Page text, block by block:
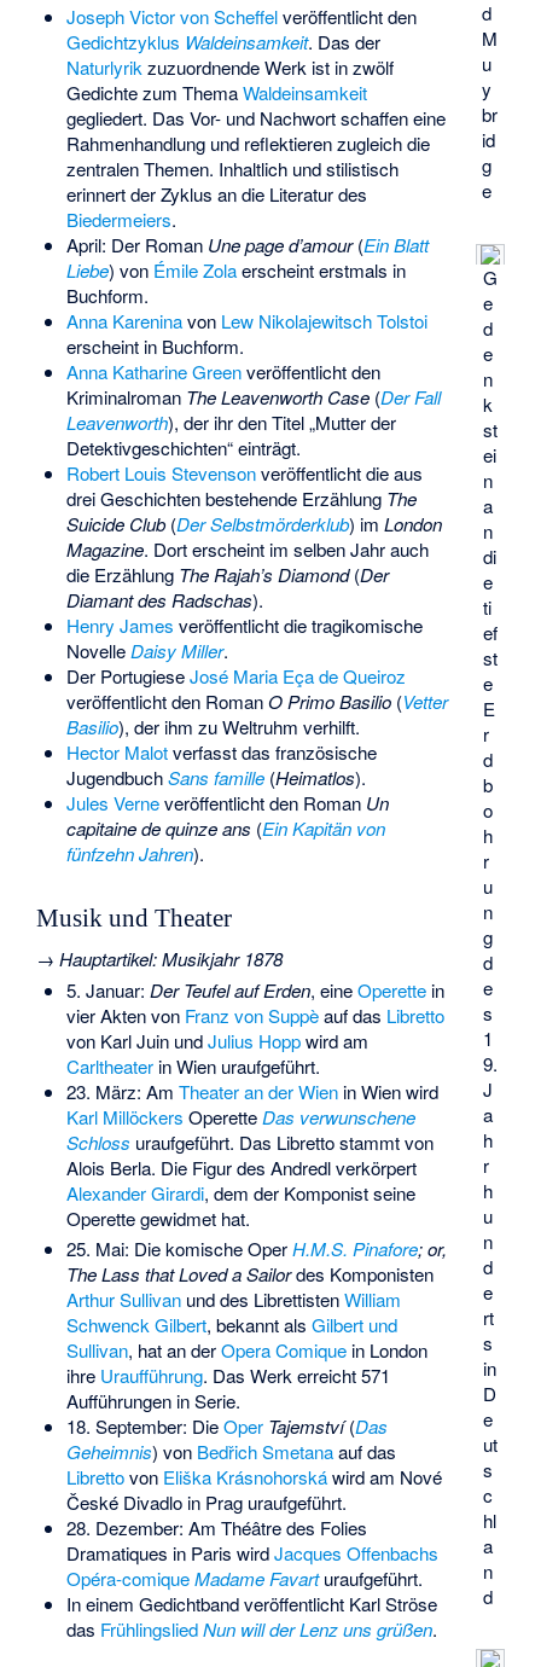
d
M
u
y
br
id
g
e
G
e
d
e
n
k
st
ei
n
a
n
di
e
ti
ef
st
e
E
r
d
b
o
h
r
u
n
g
d
e
s
1
9.
J
a
h
r
h
u
n
d
e
rt
s
in
D
e
ut
s
c
hl
a
n
d
Joseph Victor von Scheffelveröffentlicht den
Gedichtzyklus Waldeinsamkeit. Das der
Naturlyrik zuzuordnende Werk ist in zwölf
Gedichte zum ThemaWaldeinsamkeit
gegliedert. Das Vor- und Nachwort schaffen eine
Rahmenhandlung und reflektieren zugleich die
zentralen Themen. Inhaltlich und stilistisch
erinnert der Zyklus an die Literatur des
Biedermeiers.
April: Der Roman Une page d’amour(Ein Blatt
Liebe) von Émile Zolaerscheint erstmals in
Buchform.
Anna Kareninavon Lew Nikolajewitsch Tolstoi
erscheint in Buchform.
Anna Katharine Greenveröffentlicht den
Kriminalroman The Leavenworth Case(Der Fall
Leavenworth), der ihr den Titel „Mutter der
Detektivgeschichten“ einträgt.
Robert Louis Stevensonveröffentlicht die aus
drei Geschichten bestehende Erzählung The
Suicide Club(Der Selbstmörderklub) im London
Magazine. Dort erscheint im selben Jahr auch
die Erzählung The Rajah’s Diamond(Der
Diamant des Radschas).
Henry James veröffentlicht die tragikomische
NovelleDaisy Miller.
Der PortugieseJosé Maria Eça de Queiroz
veröffentlicht den RomanO Primo Basilio(Vetter
Basilio), der ihm zu Weltruhm verhilft.
Hector Malotverfasst das französische
JugendbuchSans famille(Heimatlos).
Jules Verneveröffentlicht den Roman Un
capitaine de quinze ans (Ein Kapitän von
fünfzehn Jahren).
Musik und Theater
→Hauptartikel:Musikjahr 1878
5. Januar: Der Teufel auf Erden, eineOperettein
vier Akten von Franz von Suppèauf das Libretto
von Karl JuinundJulius Hoppwird am
Carltheaterin Wien uraufgeführt.
23. März: Am Theater an der Wienin Wien wird
Karl Millöckers OperetteDas verwunschene
Schloss uraufgeführt. Das Libretto stammt von
Alois Berla. Die Figur des Andredl verkörpert
Alexander Girardi, dem der Komponist seine
Operette gewidmet hat.
25. Mai: Die komische OperH.M.S. Pinafore; or,
The Lass that Loved a Sailordes Komponisten
Arthur Sullivanund des LibrettistenWilliam
Schwenck Gilbert, bekannt als Gilbert und
Sullivan, hat an derOpera Comiquein London
ihre Uraufführung. Das Werk erreicht 571
Aufführungen in Serie.
18. September: DieOper Tajemství(Das
Geheimnis) von Bedřich Smetanaauf das
Librettovon Eliška Krásnohorskáwird am Nové
České Divadloin Prag uraufgeführt.
28. Dezember: Am Théâtre des Folies
Dramatiques in Paris wirdJacques Offenbachs
Opéra-comique Madame Favarturaufgeführt.
In einem Gedichtband veröffentlicht Karl Ströse
das Frühlingslied Nun will der Lenz uns grüßen.